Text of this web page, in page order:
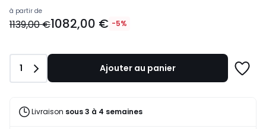
1082,00
€
1139,00
€
de
réduction
à partir de
1139,00 €1082,00 € -5%
Quantité
1 Ajouter au panier
Livraison sous 3 à 4 semaines